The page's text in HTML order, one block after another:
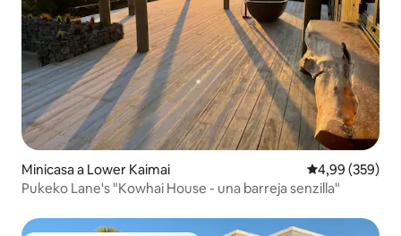
Minicasa a Lower Kaimai 4,99 de
4,99 (359)
Pukeko Lane's "Kowhai House - una barreja senzilla"